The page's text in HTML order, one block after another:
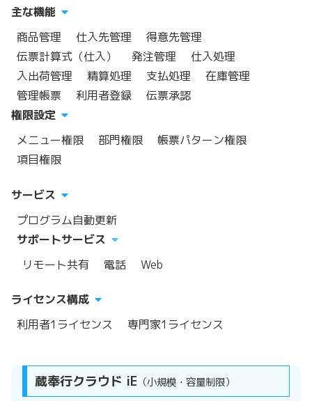
主な機能
商品管理
仕入先管理
得意先管理
伝票計算式（仕入）
発注管理
仕入処理
入出荷管理
精算処理 支払処理
在庫管理
管理帳票
利用者登録
伝票承認
権限設定
メニュー権限
部門権限
帳票パターン権限
項目権限
サービス
プログラム自動更新
サポートサービス
リモート共有
電話 Web
ライセンス構成
利用者1ライセンス
専門家1ライセンス
蔵奉行クラウド iE （小規模・容量制限）